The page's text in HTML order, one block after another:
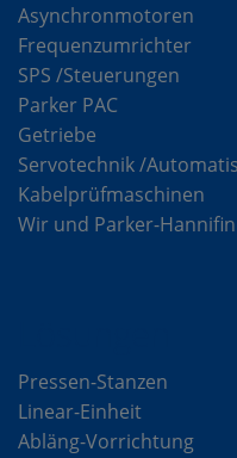
Asynchronmotoren
Frequenzumrichter
SPS /Steuerungen
Parker PAC
Getriebe
Servotechnik /
Kabelprüfmaschinen
Wir und Parker-Hannifin
Pressen-Stanzen
Linear-Einheit
Abläng-Vorrichtung